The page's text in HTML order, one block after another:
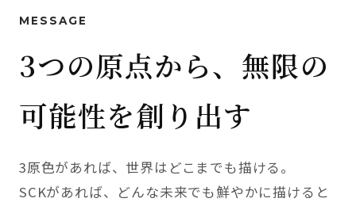
MESSAGE
3つの原点から、無限の
可能性を創り出す
3原色があれば、世界はどこまでも描ける。
SCKがあれば、どんな未来でも鮮やかに描けると